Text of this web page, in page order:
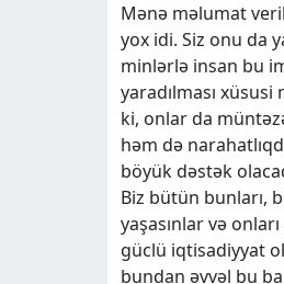
Mənə məlumat
yox idi. Siz onu da
minlərlə insan bu
yaradılması
ki, onlar da
həm də
böyük dəstək
Biz bütün bunları,
yaşasınlar və
güclü iqtisadiyyat
bundan əvvəl bu